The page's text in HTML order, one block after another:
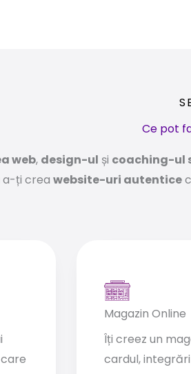
Ce pot
web, design-ul și coaching-ul
ți crea website-uri autentice
Magazin Online
Îți creez un
cardul,